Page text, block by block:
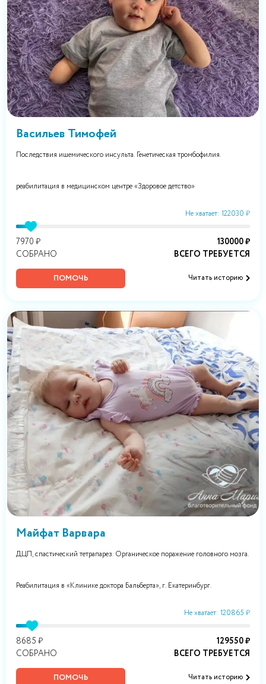
Васильев Тимофей
Последствия ишемического инсульта. Генетическая тромбофилия.
реабилитация в медицинском центре «Здоровое детство»
Не хватает: 122030 ₽
7970 ₽
СОБРАНО
130000 ₽
ВСЕГО ТРЕБУЕТСЯ
ПОМОЧЬ Читать историю
Майфат Варвара
ДЦП, спастический тетрапарез. Органическое поражение головного мозга.
Реабилитация в «Клинике доктора Бальберта», г. Екатеринбург.
Не хватает: 120865 ₽
8685 ₽
СОБРАНО
129550 ₽
ВСЕГО ТРЕБУЕТСЯ
ПОМОЧЬ Читать историю